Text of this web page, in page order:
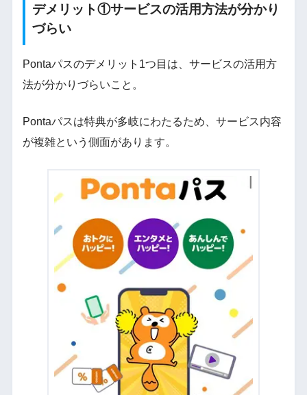
デメリット①サービスの活用方法が分かり
づらい
Pontaパスのデメリット1つ目は、サービスの活用方
法が分かりづらいこと。
Pontaパスは特典が多岐にわたるため、サービス内容
が複雑という側面があります。